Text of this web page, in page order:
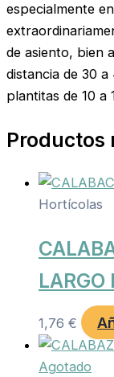
especialmente
de asiento, bien
distancia de 30
plantitas de 10 a
Productos
Hortícolas
LARGO
1,76 €
Agotado